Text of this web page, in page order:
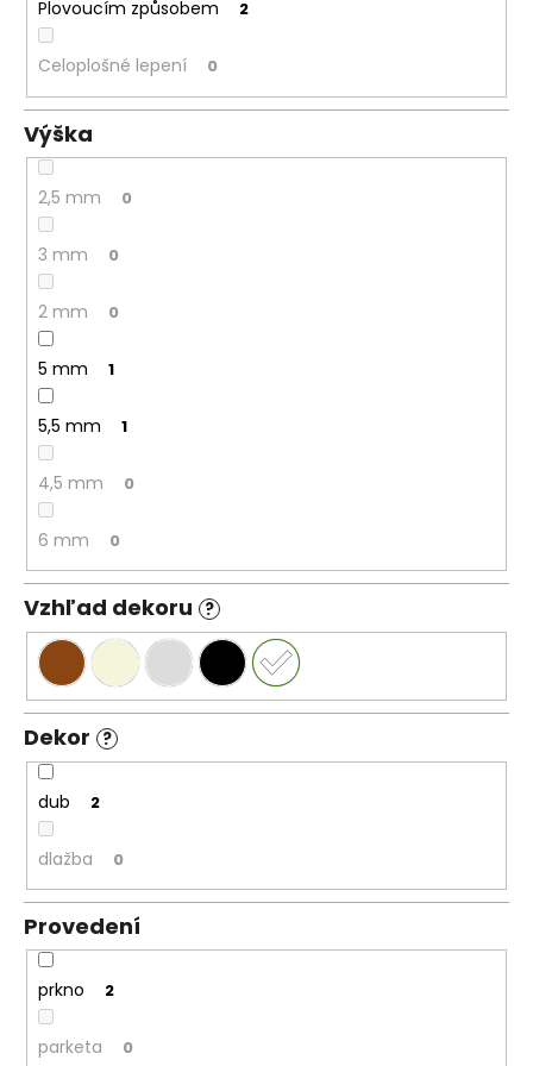
Plovoucím způsobem 2
Celoplošné lepení 0
Výška
2,5 mm 0
3 mm 0
2 mm 0
5 mm 1
5,5 mm 1
4,5 mm 0
6 mm 0
Vzhľad dekoru ?
Dekor ?
dub 2
dlažba 0
Provedení
prkno 2
parketa 0